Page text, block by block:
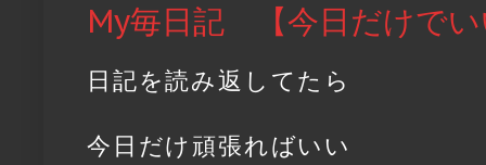
My毎日記 【今日だけで
日記を読み返してたら
今日だけ頑張ればいい